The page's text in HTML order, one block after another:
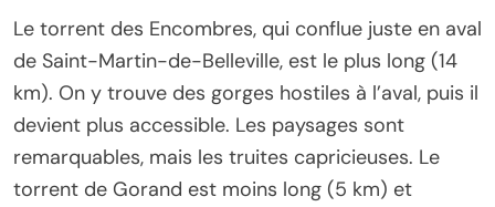
Le torrent des Encombres, qui conflue juste en aval
de Saint-Martin-de-Belleville, est le plus long (14
km). On y trouve des gorges hostiles à l’aval, puis il
devient plus accessible. Les paysages sont
remarquables, mais les truites capricieuses. Le
torrent de Gorand est moins long (5 km) et